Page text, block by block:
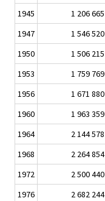
1945
1 206 665
1947
1 546 520
1950
1 506 215
1953
1 759 769
1956
1 671 880
1960
1 963 359
1964
2 144 578
1968
2 264 854
1972
2 500 440
1976
2 682 244